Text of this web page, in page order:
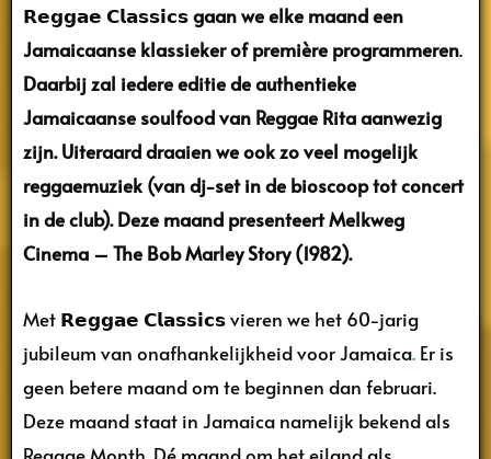
𝗥𝗲𝗴𝗴𝗮𝗲 𝗖𝗹𝗮𝘀𝘀𝗶𝗰𝘀 gaan we elke maand een
Jamaicaanse klassieker of première programmeren.
Daarbij zal iedere editie de authentieke
Jamaicaanse soulfood van Reggae Rita aanwezig
zijn. Uiteraard draaien we ook zo veel mogelijk
reggaemuziek (van dj-set in de bioscoop tot concert
in de club). Deze maand presenteert Melkweg
Cinema – The Bob Marley Story (1982).
Met 𝗥𝗲𝗴𝗴𝗮𝗲 𝗖𝗹𝗮𝘀𝘀𝗶𝗰𝘀 vieren we het 60-jarig
jubileum van onafhankelijkheid voor Jamaica. Er is
geen betere maand om te beginnen dan februari.
Deze maand staat in Jamaica namelijk bekend als